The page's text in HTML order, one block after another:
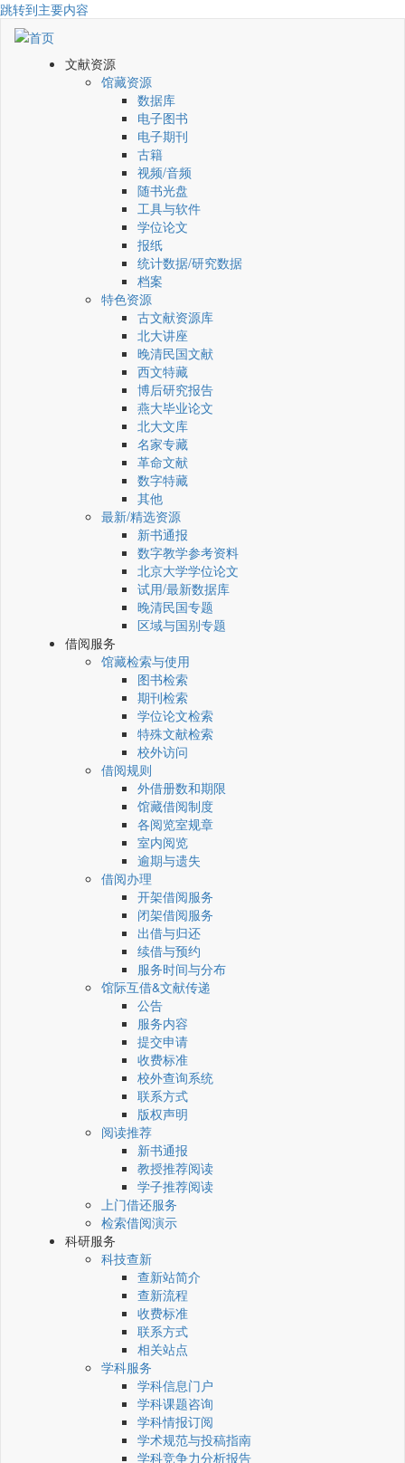
跳转到主要内容
文献资源
馆藏资源
数据库
电子图书
电子期刊
古籍
视频/音频
随书光盘
工具与软件
学位论文
报纸
统计数据/研究数据
档案
特色资源
古文献资源库
北大讲座
晚清民国文献
西文特藏
博后研究报告
燕大毕业论文
北大文库
名家专藏
革命文献
数字特藏
其他
最新/精选资源
新书通报
数字教学参考资料
北京大学学位论文
试用/最新数据库
晚清民国专题
区域与国别专题
借阅服务
馆藏检索与使用
图书检索
期刊检索
学位论文检索
特殊文献检索
校外访问
借阅规则
外借册数和期限
馆藏借阅制度
各阅览室规章
室内阅览
逾期与遗失
借阅办理
开架借阅服务
闭架借阅服务
出借与归还
续借与预约
服务时间与分布
馆际互借&文献传递
公告
服务内容
提交申请
收费标准
校外查询系统
联系方式
版权声明
阅读推荐
新书通报
教授推荐阅读
学子推荐阅读
上门借还服务
检索借阅演示
科研服务
科技查新
查新站简介
查新流程
收费标准
联系方式
相关站点
学科服务
学科信息门户
学科课题咨询
学科情报订阅
学术规范与投稿指南
学科竞争力分析报告